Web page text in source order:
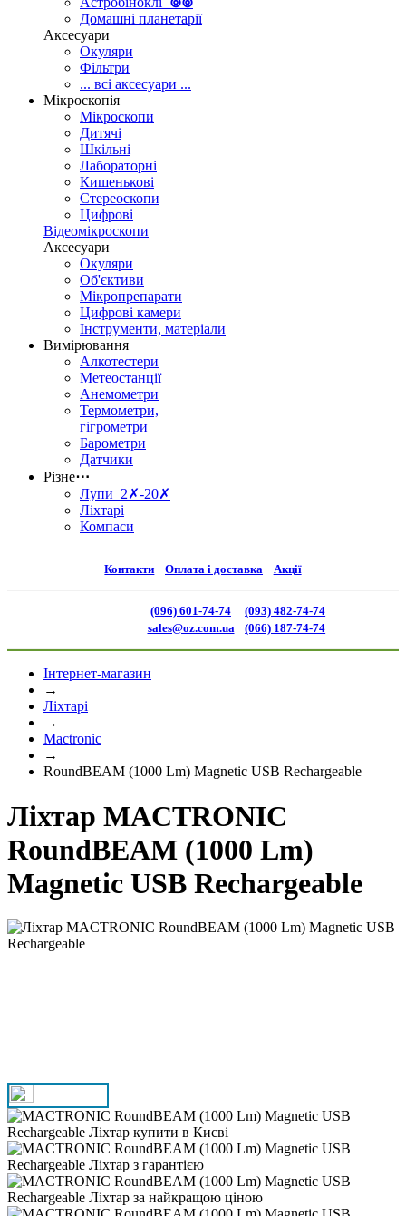
Домашні планетарії
Аксесуари
Окуляри
Фільтри
... всі аксесуари ...
Мікроскопія
Мікроскопи
Дитячі
Шкільні
Лабораторні
Кишенькові
Стереоскопи
Цифрові
Відеомікроскопи
Аксесуари
Окуляри
Об'єктиви
Мікропрепарати
Цифрові камери
Інструменти, матеріали
Вимірювання
Алкотестери
Метеостанції
Анемометри
Термометри,
гігрометри
Барометри
Датчики
Різне⋯
Лупи 2✗-20✗
Ліхтарі
Компаси
Контакти Оплата і доставка Акції
(096) 601-74-74
sales@oz.com.ua
(093) 482-74-74
(066) 187-74-74
Інтернет-магазин
→
Ліхтарі
→
Mactronic
→
RoundBEAM (1000 Lm) Magnetic USB Rechargeable
Ліхтар MACTRONIC
RoundBEAM (1000 Lm)
Magnetic USB Rechargeable